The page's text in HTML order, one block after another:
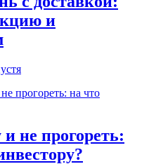
и
не прогореть: